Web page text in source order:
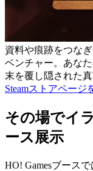
資料や痕跡をつな
ベンチャー。あな
末を覆し隠された
Steamストアページ
その場でイ
ース展示
HO! Gamesブースで